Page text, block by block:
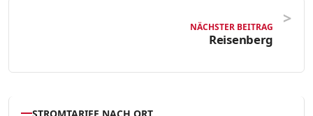
NÄCHSTER BEITRAG
Reisenberg